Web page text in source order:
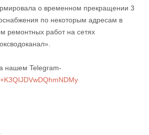
о временном прекращении 3
по некоторым адресам в
ремонтных работ на сетях
нашем Telegram-